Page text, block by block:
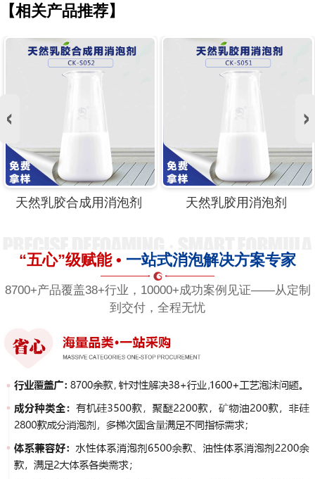
【相关产品推荐】
天然乳胶用消泡剂 天然乳胶消泡剂
“五心”级赋能 • 一站式消泡解决方案专家
8700+产品覆盖38+行业，10000+成功案例见证——从定制
到交付，全程无忧